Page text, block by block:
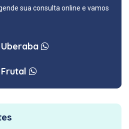
sua consulta online e vamos